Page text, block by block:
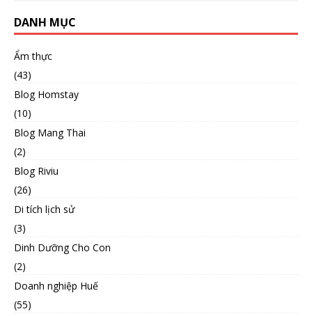
DANH MỤC
Ẩm thực
(43)
Blog Homstay
(10)
Blog Mang Thai
(2)
Blog Riviu
(26)
Di tích lịch sử
(3)
Dinh Dưỡng Cho Con
(2)
Doanh nghiệp Huế
(55)